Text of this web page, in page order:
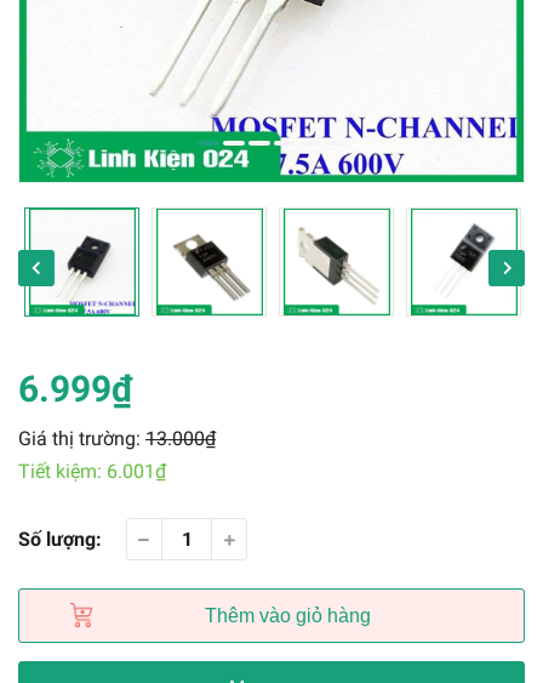
6.999₫
Giá thị trường: 13.000₫
Tiết kiệm: 6.001₫
Số lượng:
Thêm vào giỏ hàng